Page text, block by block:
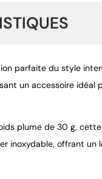
parfaite du style
un accessoire idéal
plume de 30 g,
inoxydable, offrant